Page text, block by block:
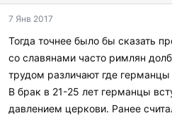
а
и
л
и
7 Янв 2017
Тогда точнее было бы сказать
со славянами часто римлян
трудом различают где германцы
В брак в 21-25 лет германцы
давлением церкови. Ранее